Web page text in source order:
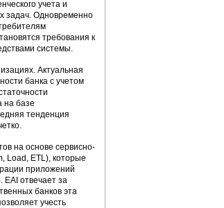
учета и
задач. Одновременно
требования к
системы.
Актуальная
банка с учетом
на базе
тенденция
на основе сервисно-
Load, ETL), которые
приложений
отвечает за
банков эта
учесть